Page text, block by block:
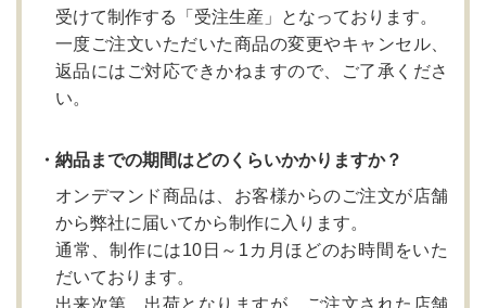
受けて制作する「受注生産」となっております。
一度ご注文いただいた商品の変更やキャンセル、
返品にはご対応できかねますので、ご了承くださ
い。
・納品までの期間はどのくらいかかりますか？
オンデマンド商品は、お客様からのご注文が店舗
から弊社に届いてから制作に入ります。
通常、制作には10日～1カ月ほどのお時間をいた
だいております。
出来次第、出荷となりますが、ご注文された店舗